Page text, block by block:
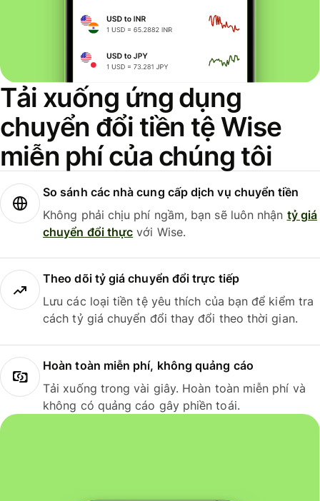
Tải xuống ứng dụng
chuyển đổi tiền tệ Wise
miễn phí của chúng tôi
So sánh các nhà cung cấp dịch vụ chuyển tiền
Không phải chịu phí ngầm, bạn sẽ luôn nhận tỷ giá
chuyển đổi thực với Wise.
Theo dõi tỷ giá chuyển đổi trực tiếp
Lưu các loại tiền tệ yêu thích của bạn để kiểm tra
cách tỷ giá chuyển đổi thay đổi theo thời gian.
Hoàn toàn miễn phí, không quảng cáo
Tải xuống trong vài giây. Hoàn toàn miễn phí và
không có quảng cáo gây phiền toái.